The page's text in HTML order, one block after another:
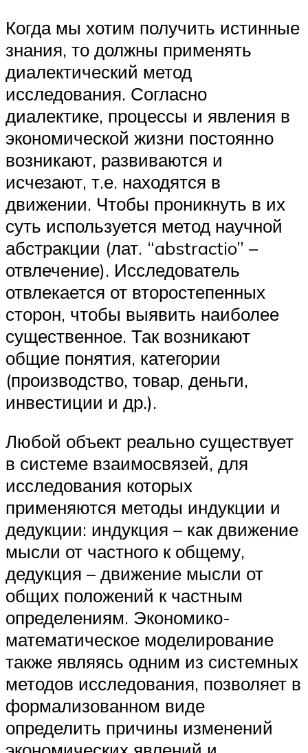
Когда мы хотим получить истинные
знания, то должны применять
диалектический метод
исследования. Согласно
диалектике, процессы и явления в
экономической жизни постоянно
возникают, развиваются и
исчезают, т.е. находятся в
движении. Чтобы проникнуть в их
суть используется метод научной
абстракции (лат. “abstractio” –
отвлечение). Исследователь
отвлекается от второстепенных
сторон, чтобы выявить наиболее
существенное. Так возникают
общие понятия, категории
(производство, товар, деньги,
инвестиции и др.).
Любой объект реально существует
в системе взаимосвязей, для
исследования которых
применяются методы индукции и
дедукции: индукция – как движение
мысли от частного к общему,
дедукция – движение мысли от
общих положений к частным
определениям. Экономико-
математическое моделирование
также являясь одним из системных
методов исследования, позволяет в
формализованном виде
определить причины изменений